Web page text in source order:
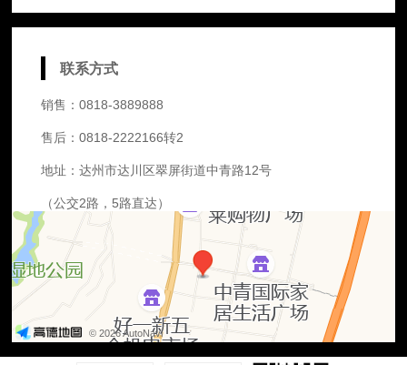
联系方式
销售：0818-3889888
售后：0818-2222166转2
地址：达州市达川区翠屏街道中青路12号
（公交2路，5路直达）
© 2026 AutoNavi